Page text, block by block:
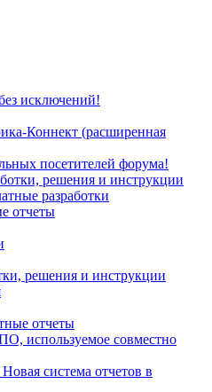
исключений!
Коннект (расширенная
посетителей форума!
решения и инструкции
разработки
отчеты
решения и инструкции
отчеты
используемое совместно
система отчетов в